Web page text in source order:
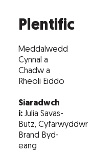
Plentific
Meddalwedd
Cynnal a
Chadw a
Rheoli Eiddo
Siaradwch
i: Julia Savas-
Butz, Cyfarwyddwr
Brand Byd-
eang